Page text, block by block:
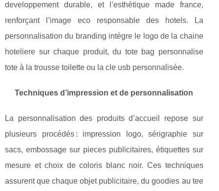
developpement durable, et l’esthétique made france,
renforçant l’image eco responsable des hotels. La
personnalisation du branding intègre le logo de la chaine
hoteliere sur chaque produit, du tote bag personnalise
tote à la trousse toilette ou la cle usb personnalisée.
Techniques d’impression et de personnalisation
La personnalisation des produits d’accueil repose sur
plusieurs procédés : impression logo, sérigraphie sur
sacs, embossage sur pieces publicitaires, étiquettes sur
mesure et choix de coloris blanc noir. Ces techniques
assurent que chaque objet publicitaire, du goodies au tee